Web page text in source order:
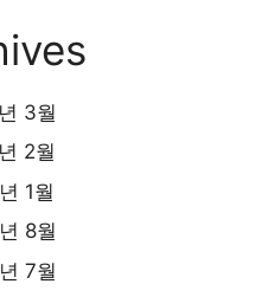
3월
2월
1월
8월
7월